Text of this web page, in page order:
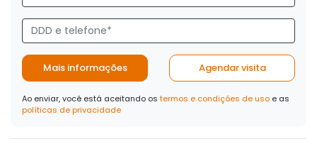
Mais informações Agendar visita
Ao enviar, você está aceitando os termos e condições de uso e as
políticas de privacidade